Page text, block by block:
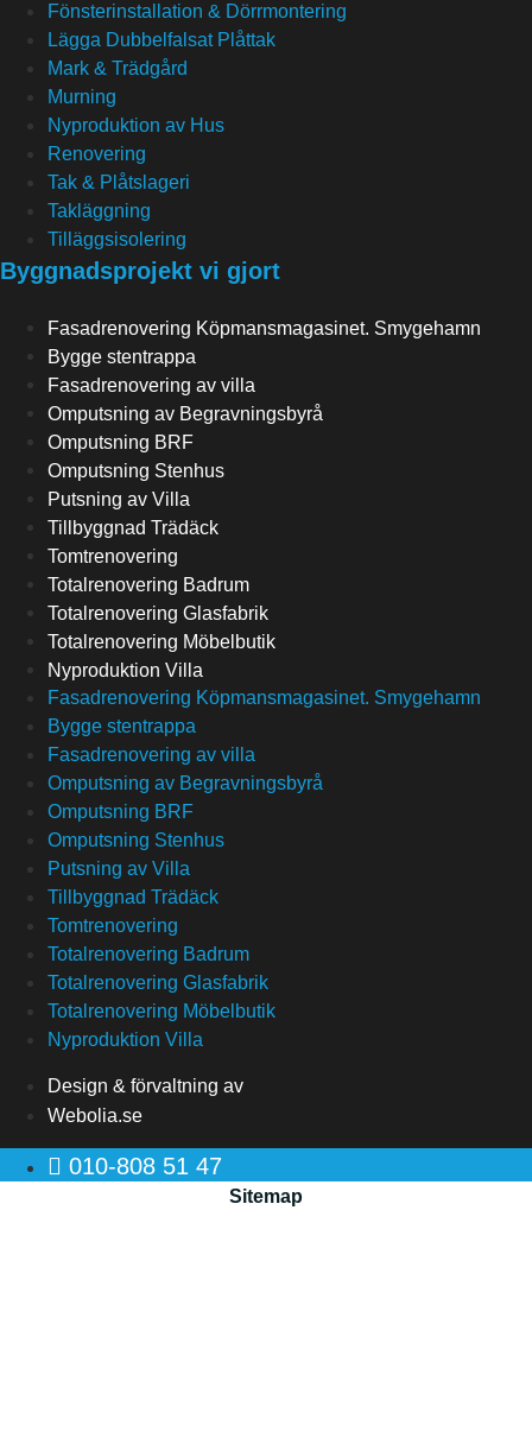
Fönsterinstallation & Dörrmontering
Lägga Dubbelfalsat Plåttak
Mark & Trädgård
Murning
Nyproduktion av Hus
Renovering
Tak & Plåtslageri
Takläggning
Tilläggsisolering
Byggnadsprojekt vi gjort
Fasadrenovering Köpmansmagasinet. Smygehamn
Bygge stentrappa
Fasadrenovering av villa
Omputsning av Begravningsbyrå
Omputsning BRF
Omputsning Stenhus
Putsning av Villa
Tillbyggnad Trädäck
Tomtrenovering
Totalrenovering Badrum
Totalrenovering Glasfabrik
Totalrenovering Möbelbutik
Nyproduktion Villa
Fasadrenovering Köpmansmagasinet. Smygehamn
Bygge stentrappa
Fasadrenovering av villa
Omputsning av Begravningsbyrå
Omputsning BRF
Omputsning Stenhus
Putsning av Villa
Tillbyggnad Trädäck
Tomtrenovering
Totalrenovering Badrum
Totalrenovering Glasfabrik
Totalrenovering Möbelbutik
Nyproduktion Villa
Design & förvaltning av
Webolia.se
010-808 51 47
Sitemap